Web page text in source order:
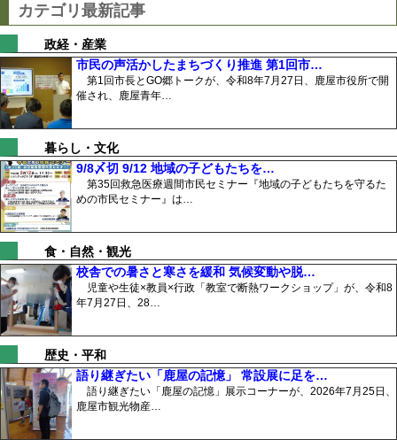
カテゴリ最新記事
政経・産業
市民の声活かしたまちづくり推進 第1回市…
第1回市長とGO郷トークが、令和8年7月27日、鹿屋市役所で開
催され、鹿屋青年…
暮らし・文化
9/8〆切 9/12 地域の子どもたちを…
第35回救急医療週間市民セミナー『地域の子どもたちを守るた
めの市民セミナー』は…
食・自然・観光
校舎での暑さと寒さを緩和 気候変動や脱…
児童や生徒×教員×行政「教室で断熱ワークショップ」が、令和8
年7月27日、28…
歴史・平和
語り継ぎたい「鹿屋の記憶」 常設展に足を…
語り継ぎたい「鹿屋の記憶」展示コーナーが、2026年7月25日、
鹿屋市観光物産…